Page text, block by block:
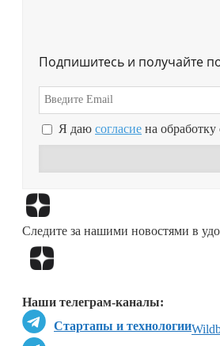
Подпишитесь и получайте
Я даю согласие на
Следите за нашими новостями в
Наши телеграм-каналы:
Стартапы и технологии